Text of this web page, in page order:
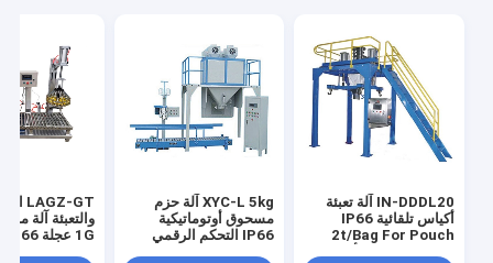
IN-DDDL20 آلة تعبئة
أكياس تلقائية IP66
2t/Bag For Pouch
XYC-L 5kg آلة حزم
مسحوق أوتوماتيكية
IP66 التحكم الرقمي